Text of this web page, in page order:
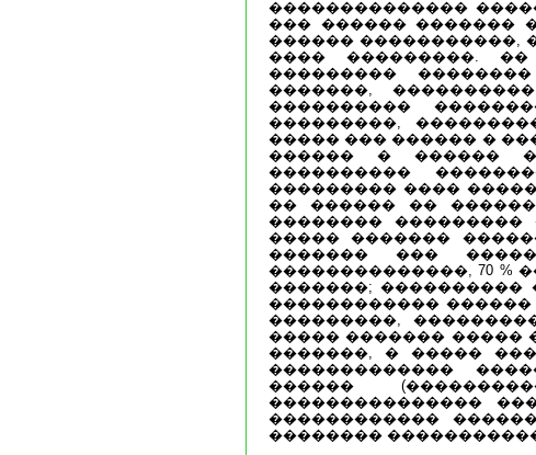
��������������
��� ������ �������
������ �����������,
���� ���������.
���������
�������,
����������
���������,
����� ��� ������ �
������ � ������
����������
��������� ����
�� ������ ��
�������� ���������
����� �������
������� ���
��������������, 70
�������; ����������
������������
���������,
����� ������� �����
�������, � �����
�������������
������
���������������
������������
��������